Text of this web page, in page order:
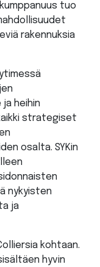
tuo
rakennuksia
heihin
strategiset
osalta. SYKin
nykyisten
ja
kohtaan.
hyvin